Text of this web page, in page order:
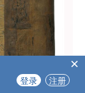
登录 注册
×